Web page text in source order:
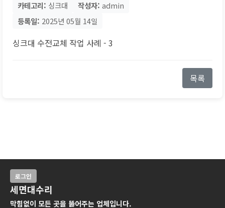
카테고리: 싱크대 작성자: admin
등록일: 2025년 05월 14일
싱크대 수전교체 작업 사례 - 3
목록
로그인
세면대수리
막힘없이 모든 곳을 뚫어주는 업체입니다.